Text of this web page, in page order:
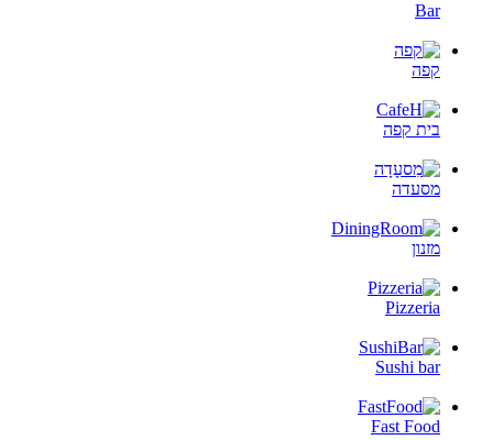
Bar
קפה
בית קפה
מסעדה
מזנון
Pizzeria
Sushi bar
Fast Food